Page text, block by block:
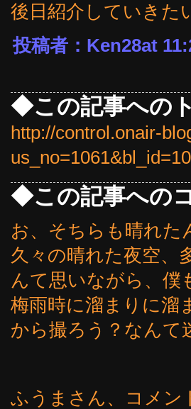
後日紹介していきた
投稿者：Ken28at
◆この記事への
http://control.onair-
◆この記事への
お、そちらも晴れた
久々の晴れた夜空、
んて思いながら、僕
梅雨時に溜まりに溜
から撮ろう？なんて
ふうまさん、コメン